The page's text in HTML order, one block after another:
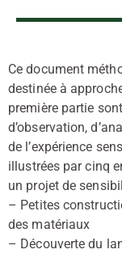
Ce document
destinée à
première partie
d’observation,
de l’expérience
illustrées par cinq
un projet de
– Petites
des matériaux
– Découverte du